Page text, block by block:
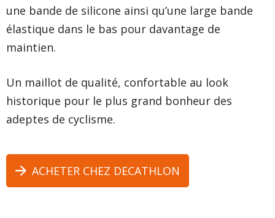
une bande de silicone ainsi qu’une large bande
élastique dans le bas pour davantage de
maintien.
Un maillot de qualité, confortable au look
historique pour le plus grand bonheur des
adeptes de cyclisme.
ACHETER CHEZ DECATHLON